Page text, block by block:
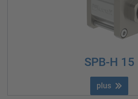
SPB-H 15
plus